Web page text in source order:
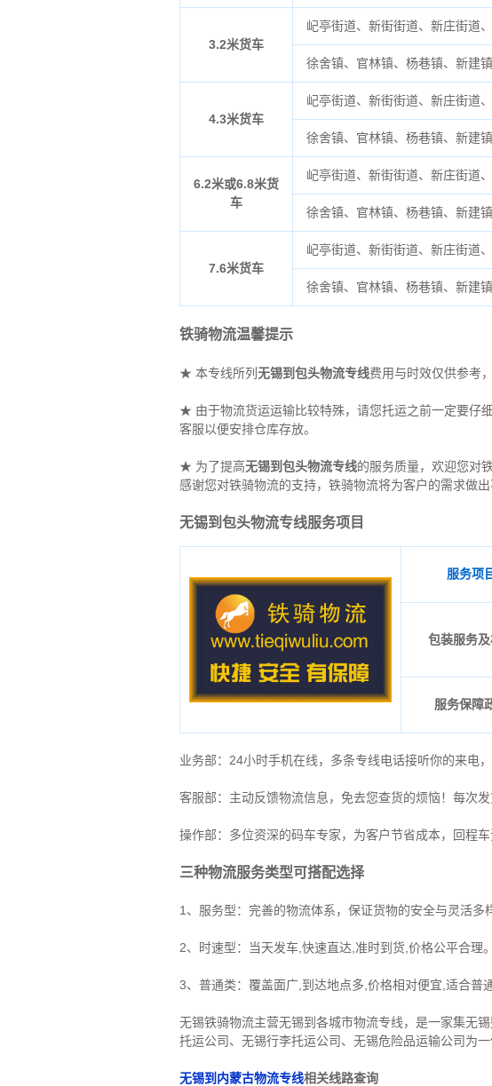
3.2米货车
屺亭街道、新街街道、新庄街道
徐舍镇、官林镇、杨巷镇、新建
4.3米货车
屺亭街道、新街街道、新庄街道
徐舍镇、官林镇、杨巷镇、新建
6.2米或6.8米货
车
屺亭街道、新街街道、新庄街道
徐舍镇、官林镇、杨巷镇、新建
7.6米货车
屺亭街道、新街街道、新庄街道
徐舍镇、官林镇、杨巷镇、新建
铁骑物流温馨提示
★ 本专线所列 无锡到包头物流专线费用与时效仅供参考
★ 由于物流货运运输比较特殊，请您托运之前一定要仔
客服以便安排仓库存放。
★ 为了提高无锡到包头物流专线的服务质量，欢迎您对
感谢您对铁骑物流的支持，铁骑物流将为客户的需求做
无锡到包头物流专线服务项目
服务项
包装服务
服务保障
业务部：24小时手机在线，多条专线电话接听你的来电
客服部：主动反馈物流信息，免去您查货的烦恼！每次
操作部：多位资深的码车专家，为客户节省成本，回程
三种物流服务类型可搭配选择
1、服务型：完善的物流体系，保证货物的安全与灵活多
2、时速型：当天发车,快速直达,准时到货,价格公平合理。
3、普通类：覆盖面广,到达地点多,价格相对便宜,适合普
无锡铁骑物流主营无锡到各城市物流专线，是一家集无
托运公司、 无锡行李托运公司、 无锡危险品运输公司为
无锡到内蒙古物流专线相关线路查询